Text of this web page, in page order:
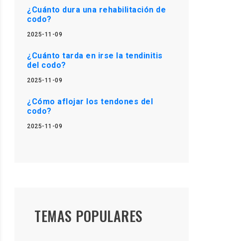
¿Cuánto dura una rehabilitación de
codo?
2025-11-09
¿Cuánto tarda en irse la tendinitis
del codo?
2025-11-09
¿Cómo aflojar los tendones del
codo?
2025-11-09
TEMAS POPULARES